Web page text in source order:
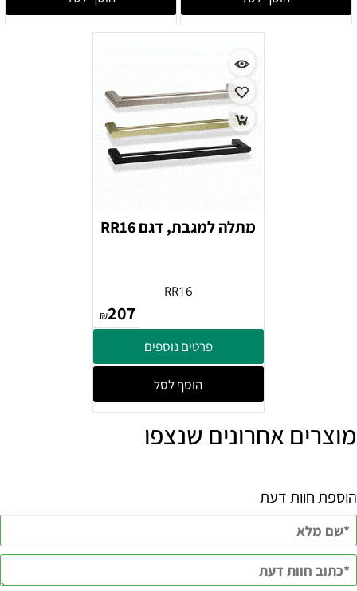
מתלה למגבת, דגם RR16
RR16
₪207
פרטים נוספים
הוסף לסל
מוצרים אחרונים שנצפו
הוספת חוות דעת